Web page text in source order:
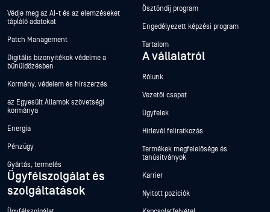
Védje meg az AI-t és az elemzéseket
tápláló adatokat
Patch Management
Digitális bizonyítékok védelme a
bűnüldözésben
Kormány, védelem és hírszerzés
az Egyesült Államok szövetségi
kormánya
Energia
Pénzügy
Gyártás, termelés
Ügyfélszolgálat és
szolgáltatások
Ösztöndíj program
Engedélyezett képzési program
Tartalom
A vállalatról
Rólunk
Vezetői csapat
Ügyfelek
Hírlevél feliratkozás
Termékek megfelelősége és
tanúsítványok
Karrier
Nyitott pozíciók